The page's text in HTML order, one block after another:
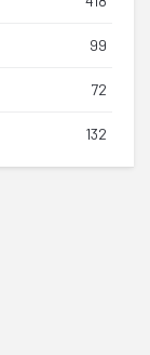
99
72
132